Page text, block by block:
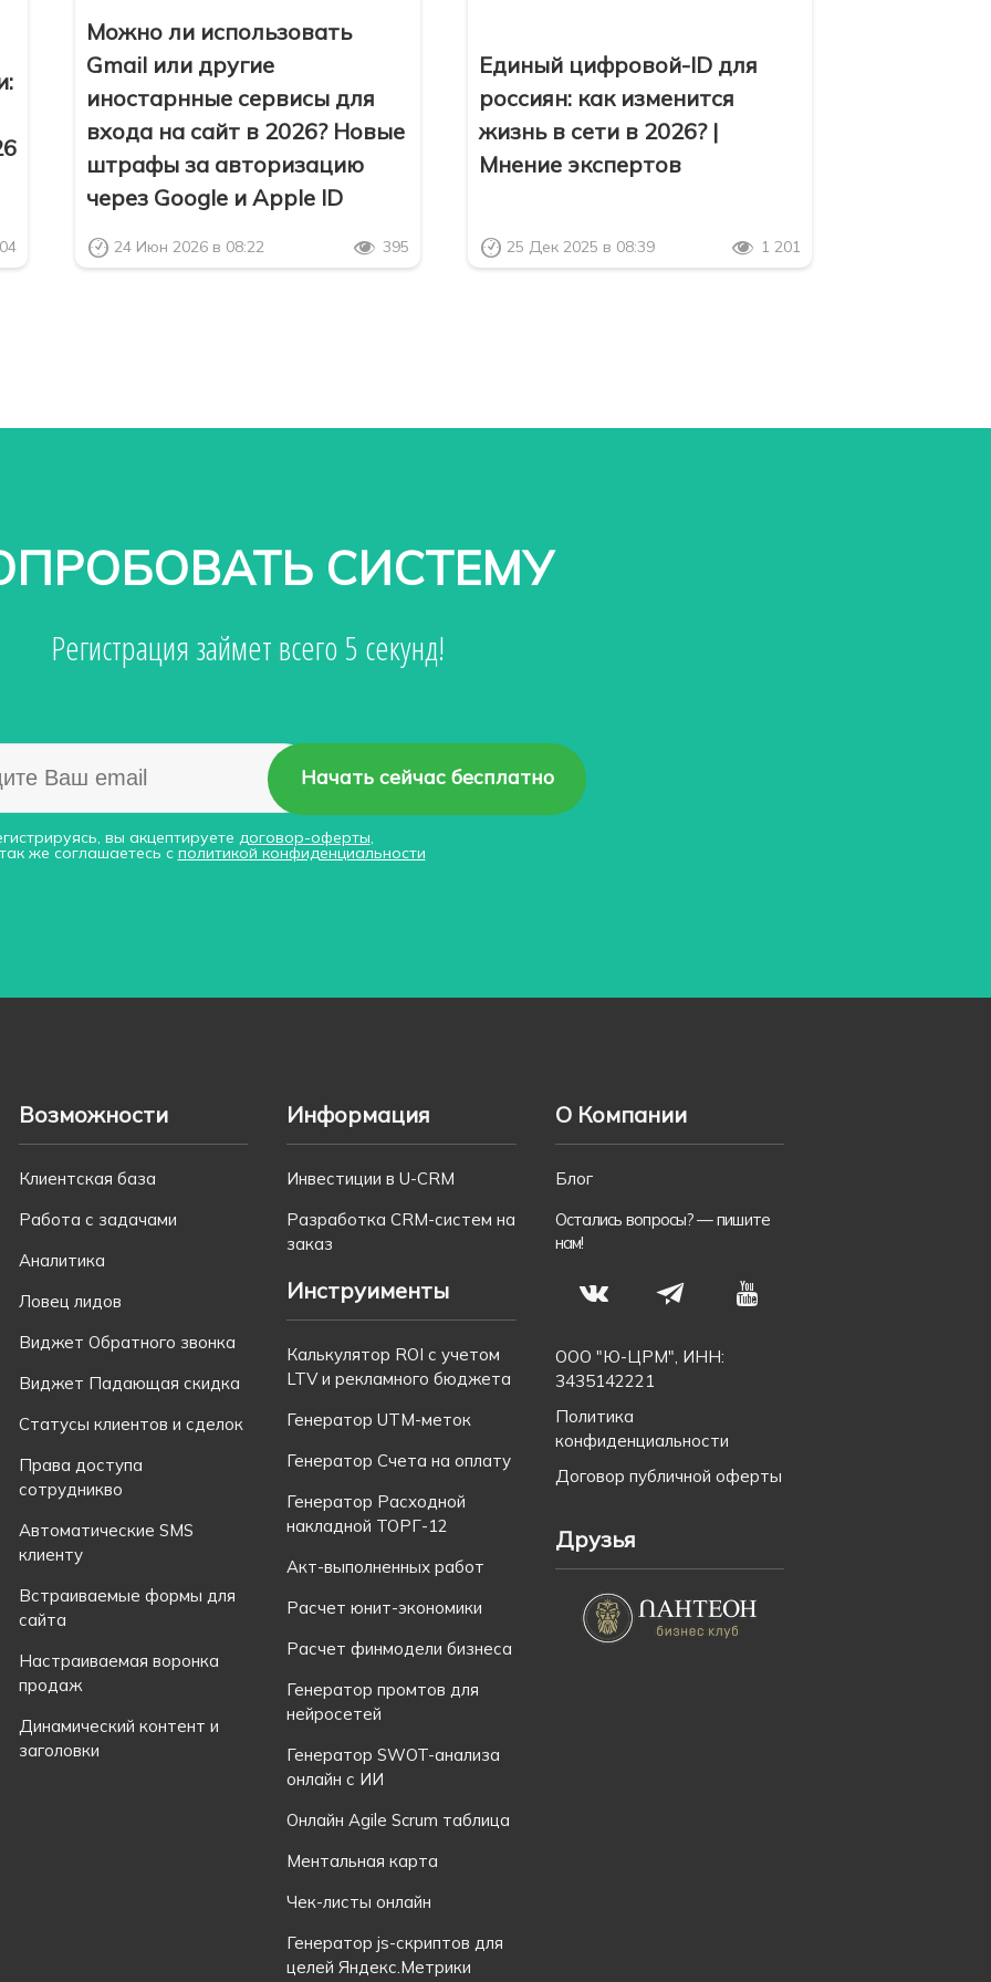
Можно ли использовать
Gmail или другие
иностарнные сервисы для
входа на сайт в 2026? Новые
штрафы за авторизацию
через Google и Apple ID
24 Июн 2026 в 08:22 395
Единый цифровой-ID для
россиян: как изменится
жизнь в сети в 2026? |
Мнение экспертов
25 Дек 2025 в 08:39 1 201
СИСТЕМУ
Регистрация займет всего 5 секунд!
вы акцептируете договор-оферты,
же соглашаетесь с политикой конфиденциальности
Начать сейчас бесплатно
Возможности
Клиентская база
Работа с задачами
Аналитика
Ловец лидов
Виджет Обратного звонка
Виджет Падающая скидка
Статусы клиентов и сделок
Права доступа
сотрудникво
Автоматические SMS
клиенту
Встраиваемые формы для
сайта
Настраиваемая воронка
продаж
Динамический контент и
заголовки
Информация
Инвестиции в U-CRM
Разработка CRM-систем на
заказ
Инструименты
Калькулятор ROI с учетом
LTV и рекламного бюджета
Генератор UTM-меток
Генератор Счета на оплату
Генератор Расходной
накладной ТОРГ-12
Акт-выполненных работ
Расчет юнит-экономики
Расчет финмодели бизнеса
Генератор промтов для
нейросетей
Генератор SWOT-анализа
онлайн с ИИ
Онлайн Agile Scrum таблица
Ментальная карта
Чек-листы онлайн
Генератор js-скриптов для
целей Яндекс.Метрики
О Компании
Блог
Остались вопросы? —пишите
нам!
S N T
ООО "Ю-ЦРМ", ИНН:
3435142221
Политика
конфиденциальности
Договор публичной оферты
Друзья